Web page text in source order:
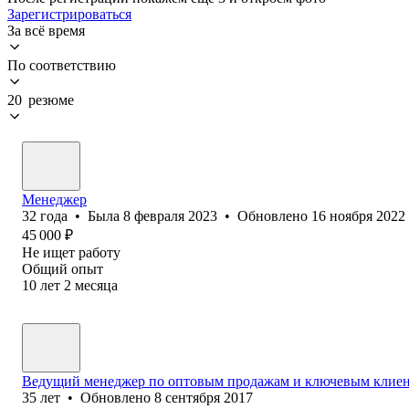
Зарегистрироваться
За всё время
По соответствию
20 резюме
Менеджер
32 года • Была 8 февраля 2023 • Обновлено 16 ноября 2022
45 000 ₽
Не ищет работу
Общий опыт
10 лет 2 месяца
Ведущий менеджер по оптовым продажам и ключевым
35 лет • Обновлено 8 сентября 2017